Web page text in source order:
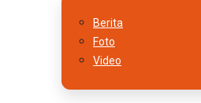
Berita
Foto
Video